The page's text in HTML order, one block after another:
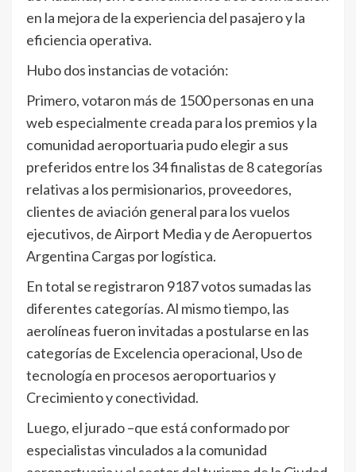
en la mejora de la experiencia del pasajero y la
eficiencia operativa.
Hubo dos instancias de votación:
Primero, votaron más de 1500 personas en una
web especialmente creada para los premios y la
comunidad aeroportuaria pudo elegir a sus
preferidos entre los 34 finalistas de 8 categorías
relativas a los permisionarios, proveedores,
clientes de aviación general para los vuelos
ejecutivos, de Airport Media y de Aeropuertos
Argentina Cargas por logística.
En total se registraron 9187 votos sumadas las
diferentes categorías. Al mismo tiempo, las
aerolíneas fueron invitadas a postularse en las
categorías de Excelencia operacional, Uso de
tecnología en procesos aeroportuarios y
Crecimiento y conectividad.
Luego, el jurado –que está conformado por
especialistas vinculados a la comunidad